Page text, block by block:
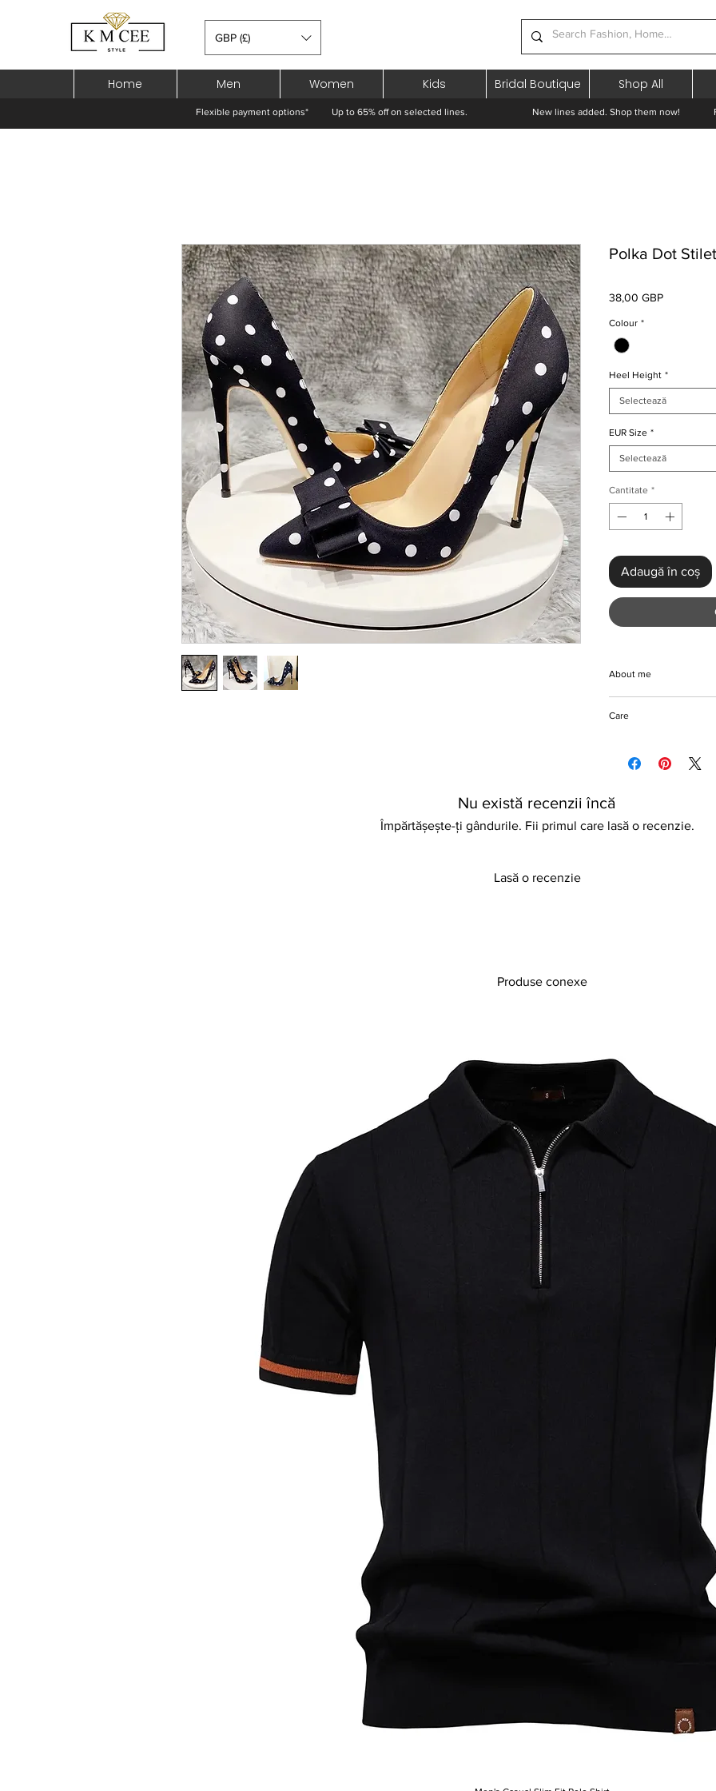
GBP (£)
Home Men Women Kids Bridal Boutique Shop All
Flexible payment options* Up to 65% off on selected lines. New lines added. Shop them now!
Polka Dot
38,00 GBPPreț
Colour *
Heel Height *
Selectează
EUR Size *
Selectează
Cantitate *
Adaugă în coș
About me
heels. Lightweight
Care
Store in a dry place
Nu există recenzii încă
Împărtășește-ți gândurile. Fii primul care lasă o recenzie.
Lasă o recenzie
Produse conexe